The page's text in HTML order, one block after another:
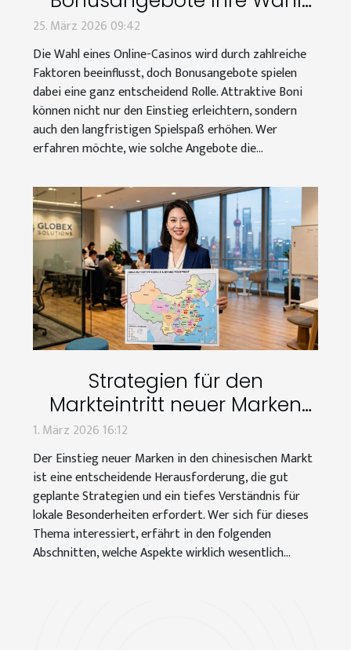
eines Online-Casinos?
25. März 2026 09:42
Die Wahl eines Online-Casinos wird durch zahlreiche
Faktoren beeinflusst, doch Bonusangebote spielen
dabei eine ganz entscheidend Rolle. Attraktive Boni
können nicht nur den Einstieg erleichtern, sondern
auch den langfristigen Spielspaß erhöhen. Wer
erfahren möchte, wie solche Angebote die...
Strategien für den
Markteintritt neuer Marken
auf dem chinesischen Markt
1. März 2026 16:12
Der Einstieg neuer Marken in den chinesischen Markt
ist eine entscheidende Herausforderung, die gut
geplante Strategien und ein tiefes Verständnis für
lokale Besonderheiten erfordert. Wer sich für dieses
Thema interessiert, erfährt in den folgenden
Abschnitten, welche Aspekte wirklich wesentlich...